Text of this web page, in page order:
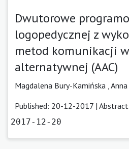
Dwutorowe
logopedycznej z
metod komunikacji
alternatywnej (AAC)
Magdalena Bury-Kamińska ,
Published: 20-12-2017 | Abstract
2017-12-20